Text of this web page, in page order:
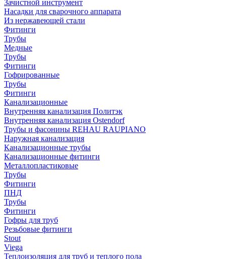
Зачистной инструмент
Насадки для сварочного аппарата
Из нержавеющей стали
Фитинги
Трубы
Медные
Трубы
Фитинги
Гофрированные
Трубы
Фитинги
Канализационные
Внутренняя канализация Политэк
Внутренняя канализация Ostendorf
Трубы и фасонины REHAU RAUPIANO
Наружная канализация
Канализационные трубы
Канализационные фитинги
Металлопластиковые
Трубы
Фитинги
ПНД
Трубы
Фитинги
Гофры для труб
Резьбовые фитинги
Stout
Viega
Теплоизоляция для труб и теплого пола